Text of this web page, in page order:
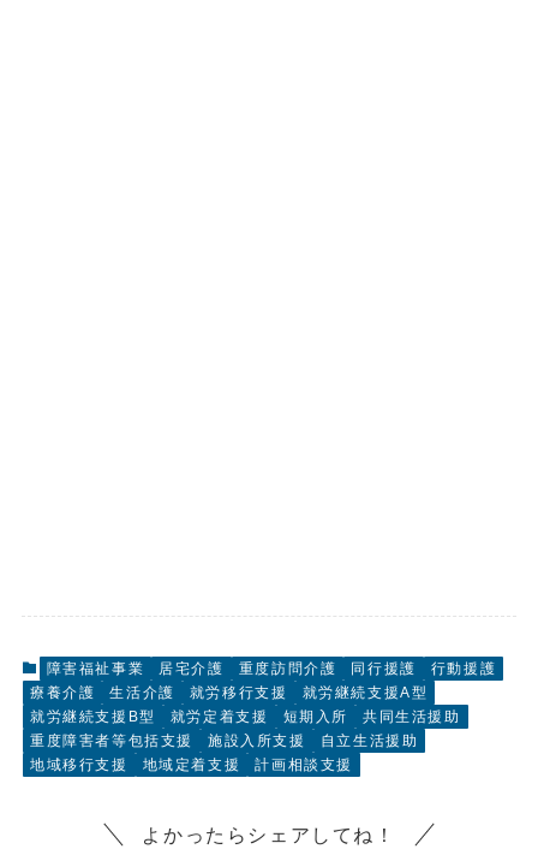
障害福祉事業 居宅介護 重度訪問介護 同行援護
行動援護
療養介護
生活介護 就労移行支援
就労継続支援A型
就労継続支援B型
就労定着支援 短期入所
共同生活援助
重度障害者等包括支援
施設入所支援
自立生活援助
地域移行支援
地域定着支援 計画相談支援
よかったらシェアしてね！